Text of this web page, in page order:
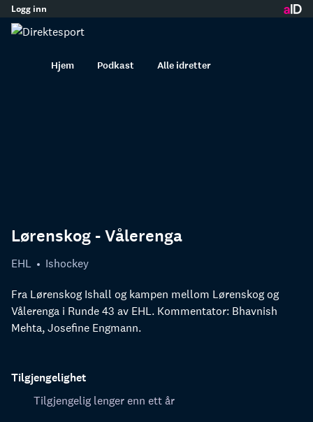
innhold
Logg inn
Hjem Podkast Alle idretter
Lørenskog - Vålerenga
EHL Ishockey
Fra Lørenskog Ishall og kampen mellom Lørenskog og
Vålerenga i Runde 43 av EHL. Kommentator: Bhavnish
Mehta, Josefine Engmann.
Tilgjengelighet
Tilgjengelig lenger enn ett år